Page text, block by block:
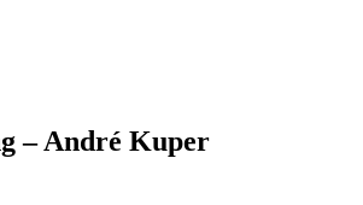
– André Kuper